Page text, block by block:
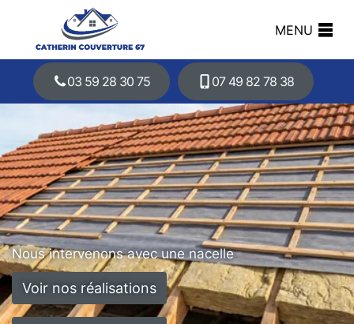
MENU
03 59 28 30 75 07 49 82 78 38
Nous intervenons avec une nacelle
Voir nos réalisations